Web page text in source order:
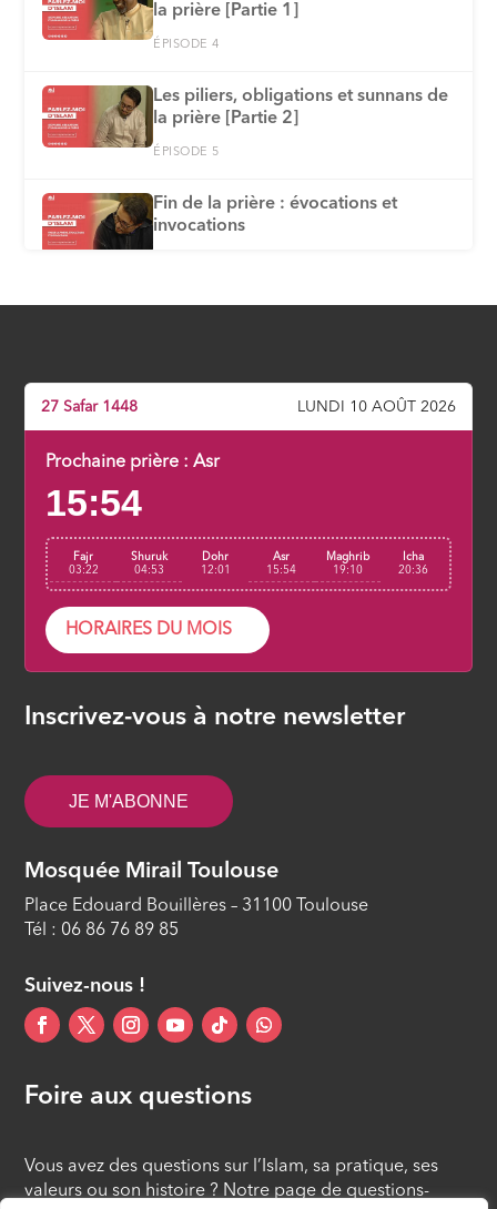
la prière [Partie 1]
ÉPISODE 4
Les piliers, obligations et sunnans de
la prière [Partie 2]
ÉPISODE 5
Fin de la prière : évocations et
invocations
Les annulatifs de la prière
27 Safar 1448 LUNDI 10 AOÛT 2026
Prochaine prière :Asr
15:54
Fajr
03:22
Shuruk
04:53
Dohr
12:01
Asr
15:54
Maghrib
19:10
Icha
20:36
HORAIRES DU MOIS
Inscrivez-vous à notre newsletter
JE M'ABONNE
Mosquée Mirail Toulouse
Place Edouard Bouillères – 31100 Toulouse
Tél : 06 86 76 89 85
Suivez-nous !
Foire aux questions
Vous avez des questions sur l’Islam, sa pratique, ses
valeurs ou son histoire ? Notre page de questions-